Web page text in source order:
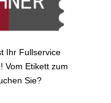
Ihr Fullservice
Vom Etikett zum
Sie?